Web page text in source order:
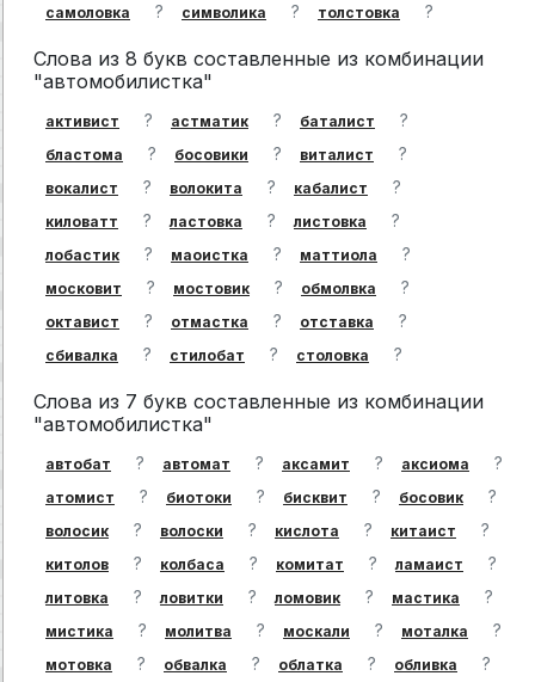
самоловка ? символика ? толстовка ?
Слова из 8 букв составленные из комбинации
"автомобилистка"
активист ? астматик ? баталист ?
бластома ? босовики ? виталист ?
вокалист ? волокита ? кабалист ?
киловатт ? ластовка ? листовка ?
лобастик ? маоистка ? маттиола ?
московит ? мостовик ? обмолвка ?
октавист ? отмастка ? отставка ?
сбивалка ? стилобат ? столовка ?
Слова из 7 букв составленные из комбинации
"автомобилистка"
автобат ? автомат ? аксамит ? аксиома ?
атомист ? биотоки ? бисквит ? босовик ?
волосик ? волоски ? кислота ? китаист ?
китолов ? колбаса ? комитат ? ламаист ?
литовка ? ловитки ? ломовик ? мастика ?
мистика ? молитва ? москали ? моталка ?
мотовка ? обвалка ? облатка ? обливка ?